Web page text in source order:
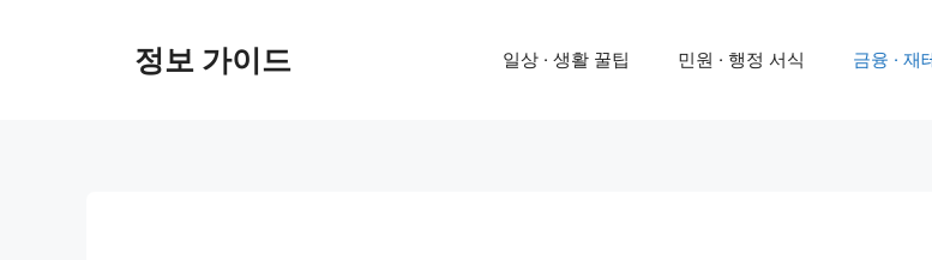
정보 가이드 일상 · 생활 꿀팁 민원 · 행정 서식 금융 · 재